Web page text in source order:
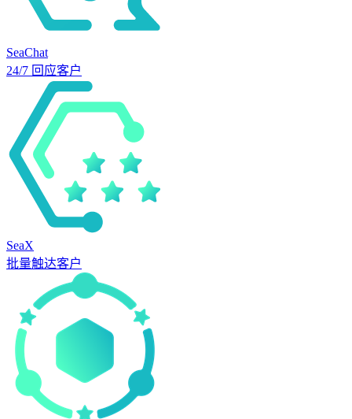
SeaChat
24/7 回应客户
SeaX
批量触达客户